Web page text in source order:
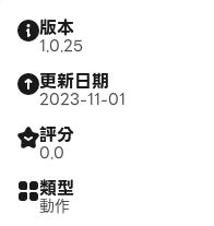
版本
1.0.25
更新日期
2023-11-01
評分
0.0
類型
動作